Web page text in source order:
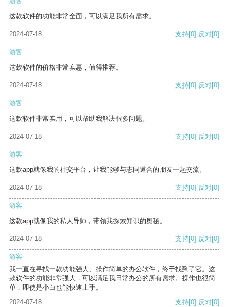
这款软件的功能非常全面，可以满足我所有需求。
2024-07-18 支持[0] 反对[0]
游客
这款软件的价格非常实惠，值得推荐。
2024-07-18 支持[0] 反对[0]
游客
这款软件非常实用，可以帮助我解决很多问题。
2024-07-18 支持[0] 反对[0]
游客
这款app就像我的社交平台，让我能够与志同道合的朋友一起交流。
2024-07-18 支持[0] 反对[0]
游客
这款app就像我的私人导师，带领我探索知识的奥秘。
2024-07-18 支持[0] 反对[0]
游客
我一直在寻找一款功能强大、操作简单的办公软件，终于找到了它。这
款软件的功能非常强大，可以满足我日常办公的所有需求。操作也很简
单，即使是小白也能快速上手。
2024-07-18
支持[0] 反对[0]